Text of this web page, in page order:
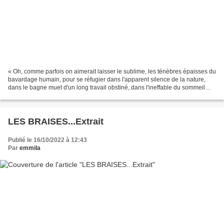
« Oh, comme parfois on aimerait laisser le sublime, les ténèbres épaisses du
bavardage humain, pour se réfugier dans l'apparent silence de la nature,
dans le bagne muet d'un long travail obstiné, dans l'ineffable du sommeil
LES BRAISES...Extrait
Publié le 16/10/2022 à 12:43
Par emmila